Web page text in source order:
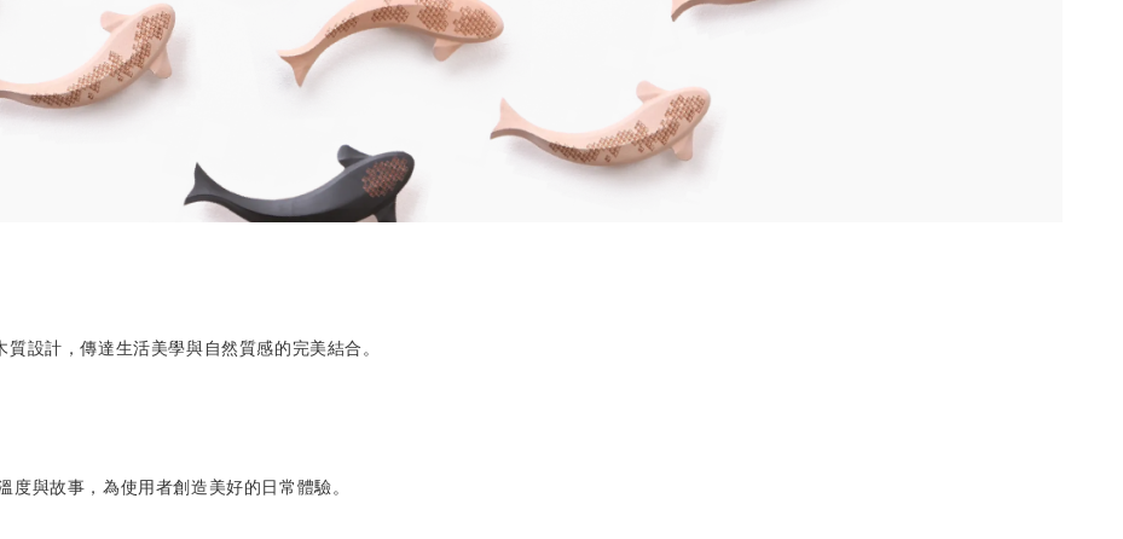
設計，傳達生活美學與自然質感的完美結合。
與故事，為使用者創造美好的日常體驗。